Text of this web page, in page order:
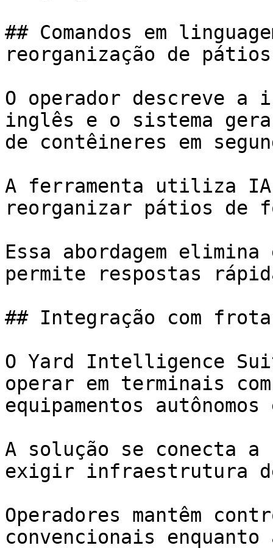
## Comandos em
reorganização de pátios
O operador descreve a
inglês e o sistema
de contêineres em
A ferramenta utiliza
reorganizar pátios de
Essa abordagem
permite respostas
## Integração com
O Yard Intelligence
operar em terminais
equipamentos
A solução se conecta a
exigir infraestrutura
Operadores mantêm
convencionais